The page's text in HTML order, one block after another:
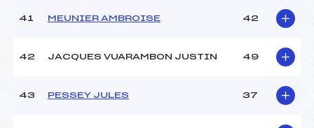
41 MEUNIER AMBROISE 42
42 JACQUES VUARAMBON JUSTIN 49
43 PESSEY JULES 37